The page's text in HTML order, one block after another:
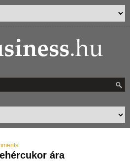
ára